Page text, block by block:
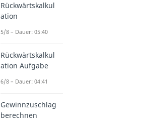
Rückwärtskalkul
ation
5/8 – Dauer: 05:40
Rückwärtskalkul
ation Aufgabe
6/8 – Dauer: 04:41
Gewinnzuschlag
berechnen